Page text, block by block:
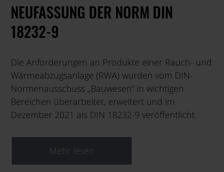
NEUFASSUNG DER NORM DIN
18232-9
Die Anforderungen an Produkte einer Rauch- und
Wärmeabzugsanlage (RWA) wurden vom DIN-
Normenausschuss „Bauwesen“ in wichtigen
Bereichen überarbeitet, erweitert und im
Dezember 2021 als DIN 18232-9 veröffentlicht.
Mehr lesen